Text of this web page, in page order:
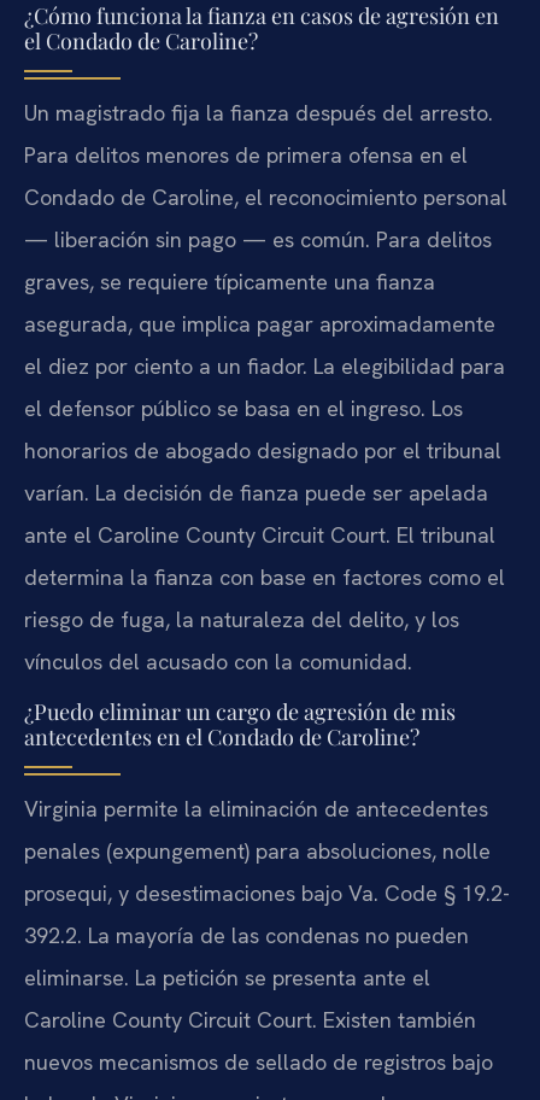
¿Cómo funciona la fianza en casos de agresión en
el Condado de Caroline?
Un magistrado fija la fianza después del arresto.
Para delitos menores de primera ofensa en el
Condado de Caroline, el reconocimiento personal
— liberación sin pago — es común. Para delitos
graves, se requiere típicamente una fianza
asegurada, que implica pagar aproximadamente
el diez por ciento a un fiador. La elegibilidad para
el defensor público se basa en el ingreso. Los
honorarios de abogado designado por el tribunal
varían. La decisión de fianza puede ser apelada
ante el Caroline County Circuit Court. El tribunal
determina la fianza con base en factores como el
riesgo de fuga, la naturaleza del delito, y los
vínculos del acusado con la comunidad.
¿Puedo eliminar un cargo de agresión de mis
antecedentes en el Condado de Caroline?
Virginia permite la eliminación de antecedentes
penales (expungement) para absoluciones, nolle
prosequi, y desestimaciones bajo Va. Code § 19.2-
392.2. La mayoría de las condenas no pueden
eliminarse. La petición se presenta ante el
Caroline County Circuit Court. Existen también
nuevos mecanismos de sellado de registros bajo